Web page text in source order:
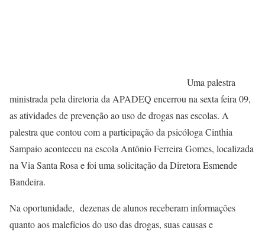
Uma palestra
ministrada pela diretoria da APADEQ encerrou na sexta feira 09,
as atividades de prevenção ao uso de drogas nas escolas. A
palestra que contou com a participação da psicóloga Cinthia
Sampaio aconteceu na escola Antônio Ferreira Gomes, localizada
na Via Santa Rosa e foi uma solicitação da Diretora Esmende
Bandeira.
Na oportunidade, dezenas de alunos receberam informações
quanto aos malefícios do uso das drogas, suas causas e